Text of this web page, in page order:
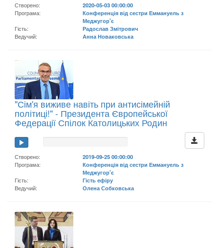
Створено:
2020-05-03 00:00:00
Програма:
Конференція від сестри Еммануель з
Меджугор'є
Гість:
Радослав Змітрович
Ведучий:
Анна Новаковська
"Сім'я виживе навіть при антисімейній
політиці!" - Президента Європейської
Федерації Спілок Католицьких Родин
Створено:
2019-09-25 00:00:00
Програма:
Конференція від сестри Еммануель з
Меджугор'є
Гість:
Гість ефіру
Ведучий:
Олена Собковська